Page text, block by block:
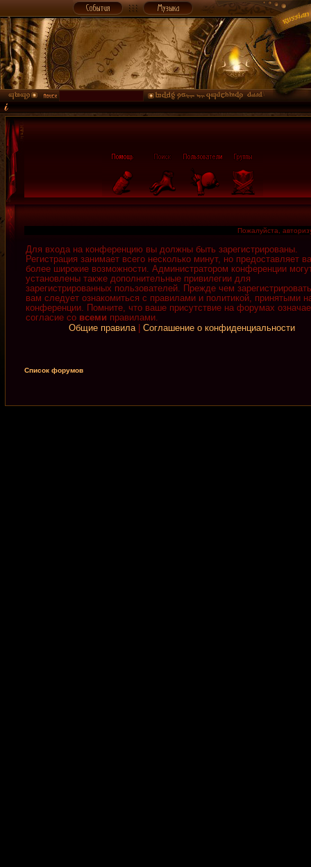
Пожалуйста,
Для входа на конференцию вы должны быть зарегистрированы.
Регистрация занимает всего несколько минут, но предоставляет
более широкие возможности. Администратором конференции
установлены также дополнительные привилегии для
зарегистрированных пользователей. Прежде чем
вам следует ознакомиться с правилами и политикой, принятыми
конференции. Помните, что ваше присутствие на форумах
согласие со всеми правилами.
Общие правила| Соглашение о конфиденциальности
Список форумов